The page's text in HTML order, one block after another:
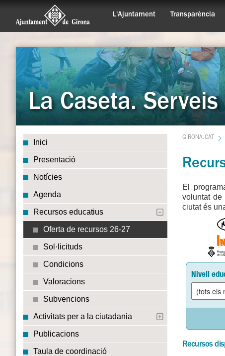
L'Ajuntament Transparència
La Caseta.
Inici
Presentació
Notícies
Agenda
Recursos educatius
Oferta de recursos 26-27
Sol·licituds
Condicions
Valoracions
Subvencions
Activitats per a la ciutadania
Publicacions
Taula de coordinació
GIRONA.CAT
El
voluntat de
ciutat és
Nivell
Recursos